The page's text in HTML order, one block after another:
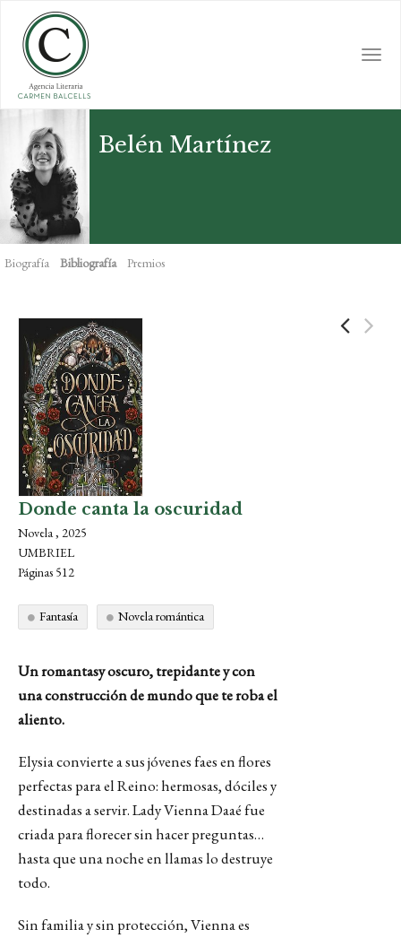
main
content
Belén Martínez
Biografía Bibliografía Premios
Donde canta la oscuridad
Novela , 2025
UMBRIEL
Páginas 512
Fantasía Novela romántica
Un romantasy oscuro, trepidante y con
una construcción de mundo que te roba el
aliento.
Elysia convierte a sus jóvenes faes en flores
perfectas para el Reino: hermosas, dóciles y
destinadas a servir. Lady Vienna Daaé fue
criada para florecer sin hacer preguntas…
hasta que una noche en llamas lo destruye
todo.
Sin familia y sin protección, Vienna es